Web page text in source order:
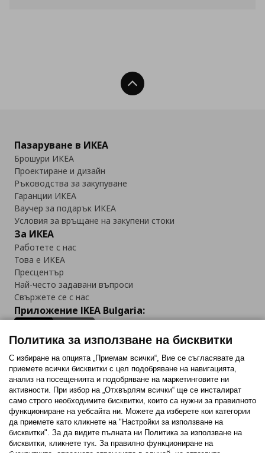
Нагоре
Пазаруване в ИКЕА
Брошури ИКЕА
Проектиране и дизайн
Ръководства за закупуване
Гаранции ИКЕА
Ваучер за подарък ИКЕА
Условия за връщане на закупени стоки
За ИКЕА
Работете с нас
Това е ИКЕА
Пресцентър
Най-често задавани въпроси
Свържете се с нас
Приложение IKEA Bulgaria:
Последвайте ни:
FacebookTwitterYoutubePinterestInstagram
Политика за използване на бисквитки
С избиране на опцията „Приемам всички“, Вие се съгласявате да
приемете всички бисквитки с цел подобряване на навигацията,
анализ на посещенията и подобряване на маркетинговите ни
активности. При избор на „Отхвърлям всички“ ще се инсталират
само строго необходимитe бисквитки, които са нужни за правилното
функциониране на уебсайта ни. Можете да изберете кои категории
да приемете като кликнете на "Настройки за използване на
бисквитки". За да видите пълната ни Политика за използване на
бисквитки, кликнете тук. За правилно функциониране на